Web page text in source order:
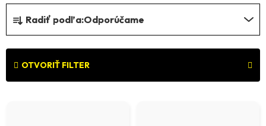
R
a
d
e
Radiť podľa:Odporúčame
OTVORIŤ FILTER